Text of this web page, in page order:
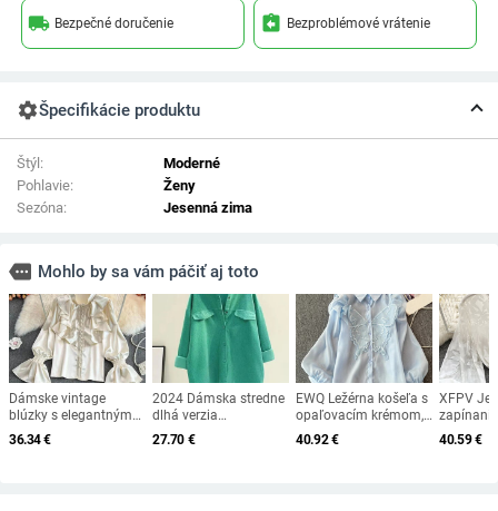
local_shipping Bezpečné doručenie assignment_return Bezproblémové vrátenie
settingsŠpecifikácie produktu
Štýl:
Moderné
Pohlavie:
Ženy
Sezóna:
Jesenná zima
more Mohlo by sa vám páčiť aj toto
Dámske vintage
blúzky s elegantným
acetátovým
saténovým golierom a
36.34€
2024 Dámska stredne
dlhá verzia
manšestrovej košele,
jarná dámska dvojitá
27.70 €
EWQ Ležérna košeľa s
opaľovacím krémom,
zostrihaný dizajn pre
ženy, klopový golier,
40.92€
XFPV
40.59€